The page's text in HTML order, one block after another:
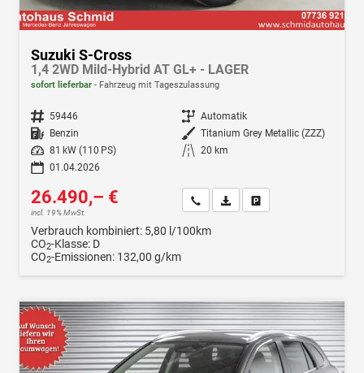
Suzuki S-Cross
1,4 2WD Mild-Hybrid AT GL+ - LAGER
sofort lieferbar Fahrzeug mit Tageszulassung
Fahrzeugnr. 59446 Getriebe Automatik
Kraftstoff Benzin Außenfarbe Titanium Grey Metallic (ZZZ)
Leistung
81 kW (110 PS) Kilometerstand 20 km
01.04.2026
26.490,– €
incl. 19% MwSt.
Wir rufen Sie anFahrzeugexposé (PDF)
Verbrauch kombiniert: 5,80 l/100km
CO2-Klasse: D
CO2-Emissionen: 132,00 g/km